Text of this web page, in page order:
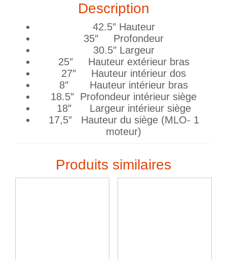
Description
42.5″ Hauteur
35″ Profondeur
30.5″ Largeur
25″ Hauteur extérieur bras
27″ Hauteur intérieur dos
8″ Hauteur intérieur bras
18.5″ Profondeur intérieur siège
18″ Largeur intérieur siège
17,5″ Hauteur du siège (MLO- 1
moteur)
Produits similaires